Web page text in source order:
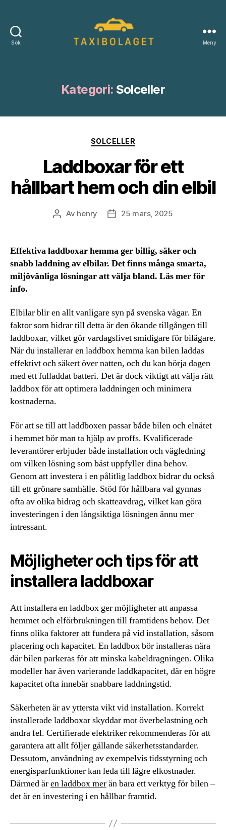
Sök Meny
Kategori: Solceller
Kategorier
SOLCELLER
Laddboxar för ett
hållbart hem och din elbil
Inläggsförfattare
Av henry Inläggsdatum
25 mars, 2025
Effektiva laddboxar hemma ger billig, säker och
snabb laddning av elbilar. Det finns många smarta,
miljövänliga lösningar att välja bland. Läs mer för
info.
Elbilar blir en allt vanligare syn på svenska vägar. En
faktor som bidrar till detta är den ökande tillgången till
laddboxar, vilket gör vardagslivet smidigare för bilägare.
När du installerar en laddbox hemma kan bilen laddas
effektivt och säkert över natten, och du kan börja dagen
med ett fulladdat batteri. Det är dock viktigt att välja rätt
laddbox för att optimera laddningen och minimera
kostnaderna.
För att se till att laddboxen passar både bilen och elnätet
i hemmet bör man ta hjälp av proffs. Kvalificerade
leverantörer erbjuder både installation och vägledning
om vilken lösning som bäst uppfyller dina behov.
Genom att investera i en pålitlig laddbox bidrar du också
till ett grönare samhälle. Stöd för hållbara val gynnas
ofta av olika bidrag och skatteavdrag, vilket kan göra
investeringen i den långsiktiga lösningen ännu mer
intressant.
Möjligheter och tips för att
installera laddboxar
Att installera en laddbox ger möjligheter att anpassa
hemmet och elförbrukningen till framtidens behov. Det
finns olika faktorer att fundera på vid installation, såsom
placering och kapacitet. En laddbox bör installeras nära
där bilen parkeras för att minska kabeldragningen. Olika
modeller har även varierande laddkapacitet, där en högre
kapacitet ofta innebär snabbare laddningstid.
Säkerheten är av yttersta vikt vid installation. Korrekt
installerade laddboxar skyddar mot överbelastning och
andra fel. Certifierade elektriker rekommenderas för att
garantera att allt följer gällande säkerhetsstandarder.
Dessutom, användning av exempelvis tidsstyrning och
energisparfunktioner kan leda till lägre elkostnader.
Därmed ären laddbox merän bara ett verktyg för bilen –
det är en investering i en hållbar framtid.